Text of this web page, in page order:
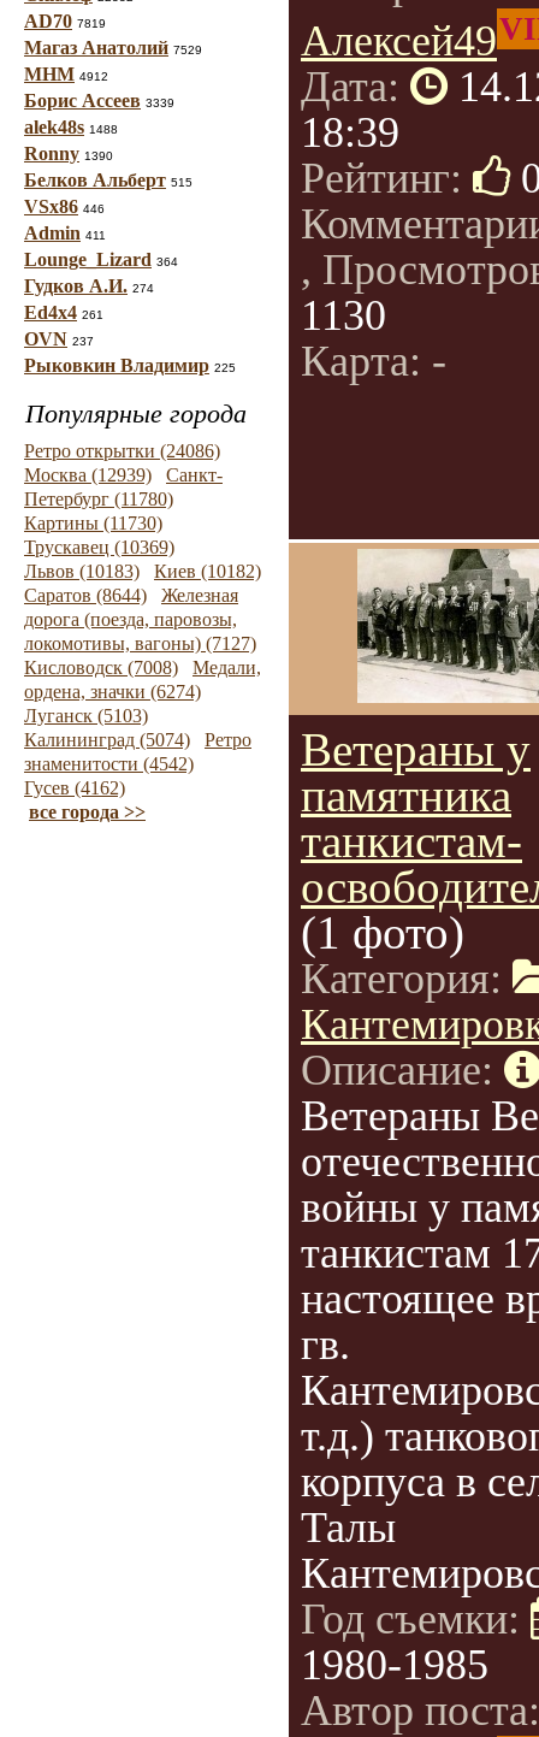
AD70 7819
Магаз Анатолий 7529
МНМ 4912
Борис Ассеев 3339
alek48s 1488
Ronny 1390
Белков Альберт 515
VSx86 446
Admin 411
Lounge_Lizard 364
Гудков А.И. 274
Ed4x4 261
OVN 237
Рыковкин Владимир 225
Популярные города
Ретро открытки (24086)
Москва (12939)
Санкт-
Петербург (11780)
Картины (11730)
Трускавец (10369)
Львов (10183)
Киев (10182)
Саратов (8644)
Железная
дорога (поезда, паровозы,
локомотивы, вагоны) (7127)
Кисловодск (7008)
Медали,
ордена, значки (6274)
Луганск (5103)
Калининград (5074)
Ретро
знаменитости (4542)
Гусев (4162)
все города >>
Алексей49
Дата:
18:39
Рейтинг:
,
1130
Карта: -
Ветераны у
памятника
танкистам-
(1 фото)
Категория:
Описание:
Ветераны
войны у
танкистам
настоящее
гв.
т.д.)
корпуса в
Талы
Год съемки:
1980-1985
Автор